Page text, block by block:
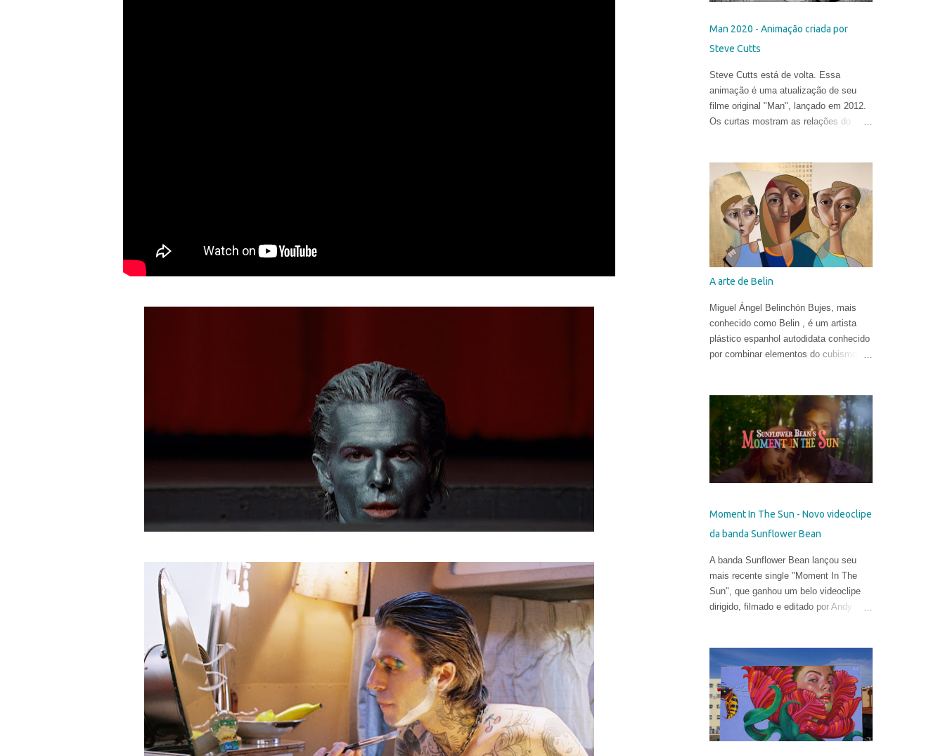
Man 2020 - Animação criada por
Steve Cutts
Steve Cutts está de volta. Essa
animação é uma atualização de seu
filme original "Man", lançado em 2012.
Os curtas mostram as relações do
"In the Hall of the Mountain King" de
Edvard Grieg .
A arte de Belin
Miguel Ángel Belinchón Bujes, mais
conhecido como Belin , é um artista
plástico espanhol autodidata conhecido
por combinar elementos do cubismo, da
belíssimas pinturas e sua maneira
talentosa de espalhar os códigos do
hiper-realismo entre as paisagens
urbanas. Seus murais, criados apenas
a partir de técnicas de spray, viraram
referência no mundo eclético da arte.
regras da proporção é sua maior fonte
uma arte mais subjetiva. Belin gosta de
definir esse experimento como "pós-
neo-cubismo".
Moment In The Sun - Novo videoclipe
da banda Sunflower Bean
A banda Sunflower Bean lançou seu
mais recente single "Moment In The
Sun", que ganhou um belo videoclipe
dirigido, filmado e editado por Andy